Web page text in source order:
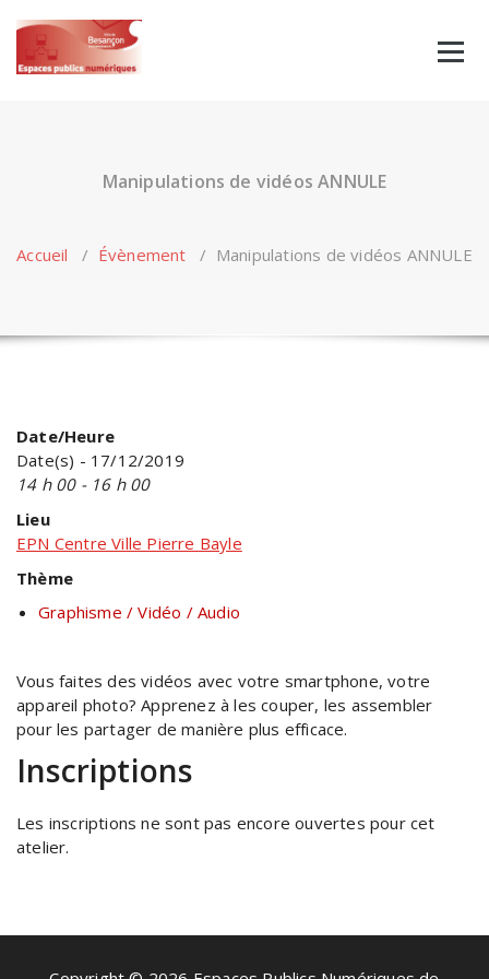
content
Manipulations de vidéos ANNULE
Accueil / Évènement / Manipulations de vidéos ANNULE
Date/Heure
Date(s) - 17/12/2019
14 h 00 - 16 h 00
Lieu
EPN Centre Ville Pierre Bayle
Thème
Graphisme / Vidéo / Audio
Vous faites des vidéos avec votre smartphone, votre
appareil photo? Apprenez à les couper, les assembler
pour les partager de manière plus efficace.
Inscriptions
Les inscriptions ne sont pas encore ouvertes pour cet
atelier.